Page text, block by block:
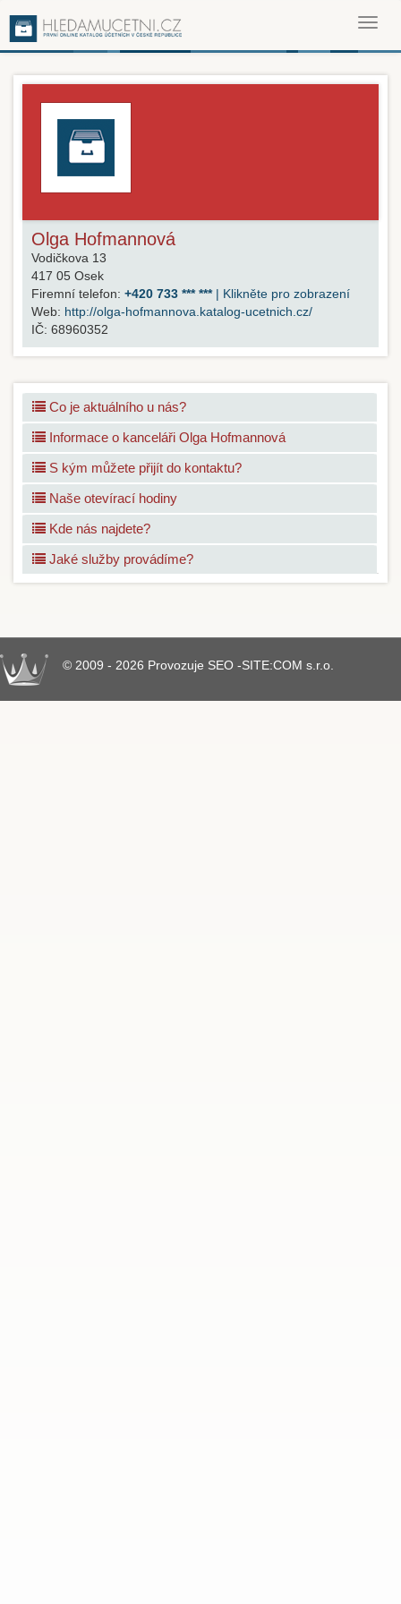
Olga Hofmannová
Vodičkova 13
417 05 Osek
Firemní telefon: +420 733 *** ***| Klikněte pro zobrazení
Web: http://olga-hofmannova.katalog-ucetnich.cz/
IČ: 68960352
Co je aktuálního u nás?
Informace o kanceláři Olga Hofmannová
S kým můžete přijít do kontaktu?
Naše otevírací hodiny
Kde nás najdete?
Jaké služby provádíme?
© 2009 - 2026 Provozuje SEO -SITE:COM s.r.o.